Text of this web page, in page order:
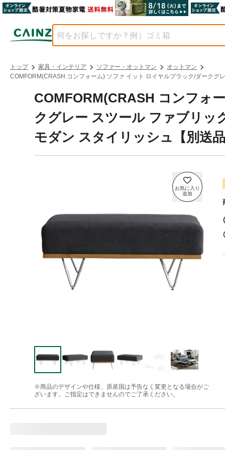
トップ 家具・インテリア ソファー・オットマン
オットマン
COMFORM(CRASH コンフォーム) ソファ イット ロイヤルブラック/ダーク
COMFORM(CRASH コンフォ
クグレー スツール ファブリッ
モダン スタイリッシュ【別送
※商品のデザインや仕様、原産国は予告なく変更となる場合がご
ざいます。ご指定はできませんのでご了承ください。